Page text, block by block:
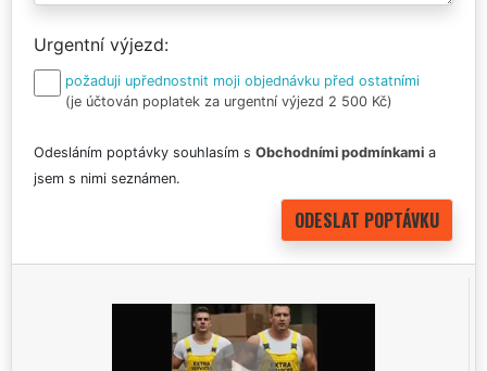
Urgentní výjezd
požaduji upřednostnit moji objednávku před ostatními
(je účtován poplatek za urgentní výjezd 2 500 Kč)
Odesláním poptávky souhlasím s Obchodními podmínkami a
jsem s nimi seznámen.